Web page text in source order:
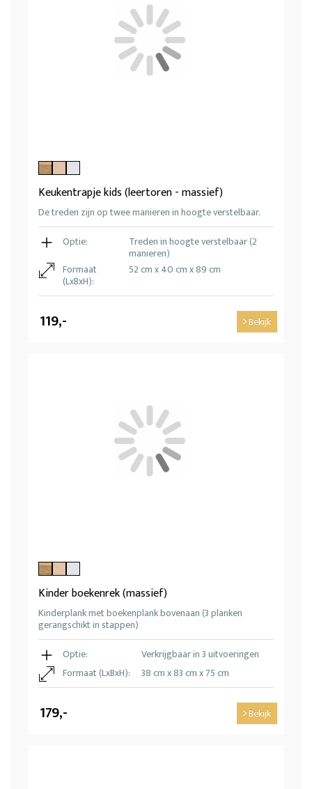
Keukentrapje kids (leertoren - massief)
De treden zijn op twee manieren in hoogte verstelbaar.
Optie:
Treden in hoogte verstelbaar (2
manieren)
Formaat
(LxBxH):
52 cm x 40 cm x 89 cm
119,- Bekijk
Kinder boekenrek (massief)
Kinderplank met boekenplank bovenaan (3 planken
gerangschikt in stappen)
Optie:
Verkrijgbaar in 3 uitvoeringen
Formaat (LxBxH):
38 cm x 83 cm x 75 cm
179,- Bekijk